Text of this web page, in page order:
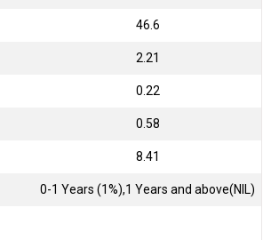
46.6
2.21
0.22
0.58
8.41
0-1 Years (1%),1 Years and above(NIL)